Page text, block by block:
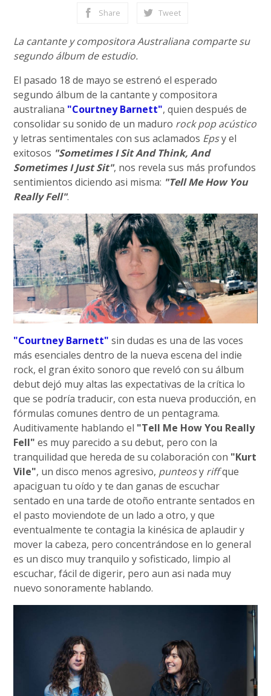
Share Tweet
La cantante y compositora Australiana comparte su
segundo álbum de estudio.
El pasado 18 de mayo se estrenó el esperado
segundo álbum de la cantante y compositora
australiana "Courtney Barnett", quien después de
consolidar su sonido de un maduro rock pop acústico
y letras sentimentales con sus aclamados Epsy el
exitosos "Sometimes I Sit And Think, And
Sometimes I Just Sit", nos revela sus más profundos
sentimientos diciendo asi misma: "Tell Me How You
Really Fell".
"Courtney Barnett" sin dudas es una de las voces
más esenciales dentro de la nueva escena del indie
rock, el gran éxito sonoro que reveló con su álbum
debut dejó muy altas las expectativas de la crítica lo
que se podría traducir, con esta nueva producción, en
fórmulas comunes dentro de un pentagrama.
Auditivamente hablando el "Tell Me How You Really
Fell" es muy parecido a su debut, pero con la
tranquilidad que hereda de su colaboración con "Kurt
Vile", un disco menos agresivo, punteosy riffque
apaciguan tu oído y te dan ganas de escuchar
sentado en una tarde de otoño entrante sentados en
el pasto moviendote de un lado a otro, y que
eventualmente te contagia la kinésica de aplaudir y
mover la cabeza, pero concentrándose en lo general
es un disco muy tranquilo y sofisticado, limpio al
escuchar, fácil de digerir, pero aun asi nada muy
nuevo sonoramente hablando.